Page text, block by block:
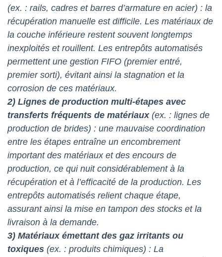
(ex. : rails, cadres et barres d’armature en acier) : la
récupération manuelle est difficile. Les matériaux de
la couche inférieure restent souvent longtemps
inexploités et rouillent. Les entrepôts automatisés
permettent une gestion FIFO (premier entré,
premier sorti), évitant ainsi la stagnation et la
corrosion de ces matériaux.
2) Lignes de production multi-étapes avec
transferts fréquents de matériaux(ex. : lignes de
production de brides) : une mauvaise coordination
entre les étapes entraîne un encombrement
important des matériaux et des encours de
production, ce qui nuit considérablement à la
récupération et à l’efficacité de la production. Les
entrepôts automatisés relient chaque étape,
assurant ainsi la mise en tampon des stocks et la
livraison à la demande.
3) Matériaux émettant des gaz irritants ou
toxiques (ex. : produits chimiques) : La